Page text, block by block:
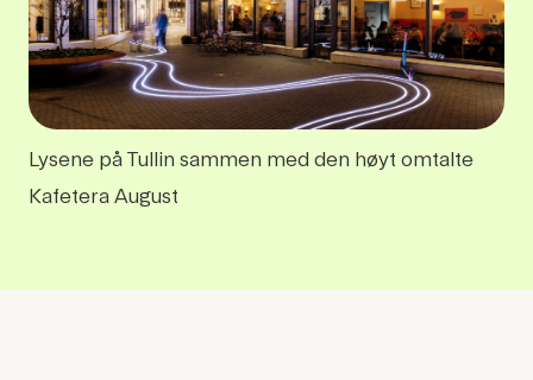
Lysene på Tullin sammen med den høyt omtalte
Kafetera August